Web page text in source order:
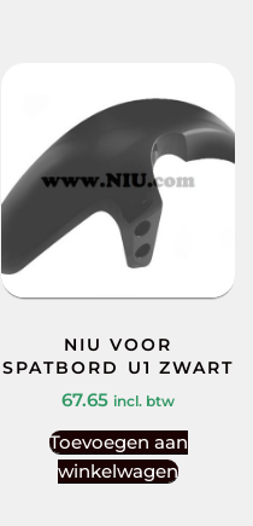
NIU VOOR
SPATBORD U1 ZWART
67.65 incl. btw
Toevoegen aan
winkelwagen